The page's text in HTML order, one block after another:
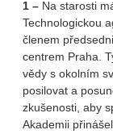
1 – Na starosti
Technologickou
členem
centrem Praha.
vědy s okolním
posilovat a
zkušenosti, aby
Akademii